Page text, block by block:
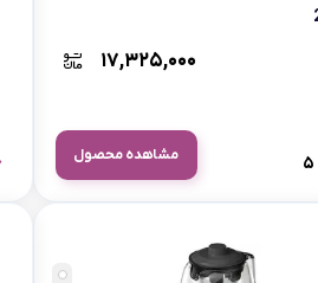
۱۷,۳۲۵,۰۰۰
مشاهده محصول 5